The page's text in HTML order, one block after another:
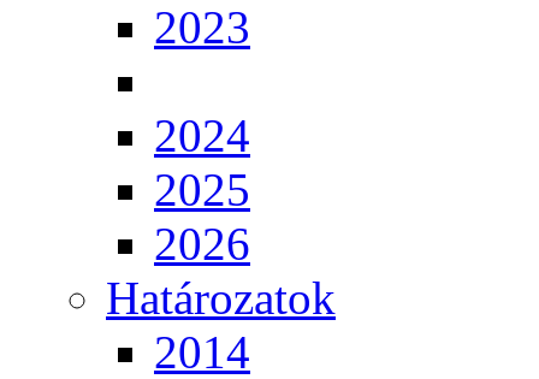
2023
2024
2025
2026
Határozatok
2014